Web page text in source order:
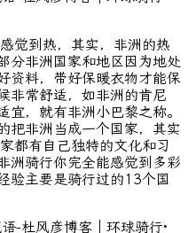
到热，其实，非洲的热
分非洲国家和地区因为地处
资料，带好保暖衣物才能保
非常舒适，如非洲的肯尼
，就有非洲小巴黎之称。
把非洲当成一个国家，其实
都有自己独特的文化和习
洲骑行你完全能感觉到多彩
验主要是骑行过的13个国